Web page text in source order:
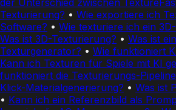
Texturierung? • Wie exportiere ich
Software? • Wie texturiere ich ein
Was ist 3D-Texturierung? • Was ist
Texturgenerator? • Wie funktioniert
Kann ich Texturen für Spiele mit KI
funktioniert die Texturierungs-
Klick-Materialgenerierung? • Was ist
• Kann ich ein Referenzbild als